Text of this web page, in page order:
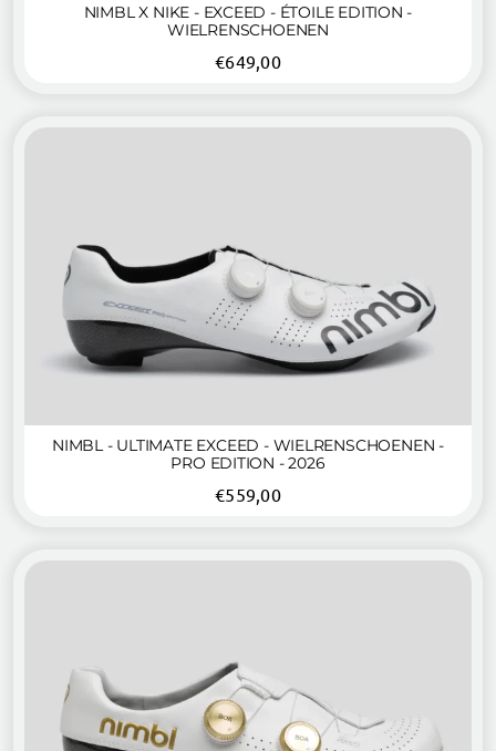
NIMBL X NIKE - EXCEED - ÉTOILE EDITION -
WIELRENSCHOENEN
€649,00
NIMBL - ULTIMATE EXCEED - WIELRENSCHOENEN -
PRO EDITION - 2026
€559,00